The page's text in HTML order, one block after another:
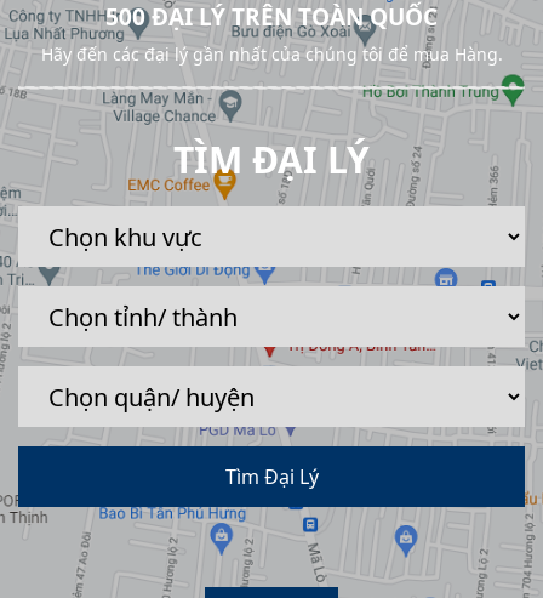
500 ĐẠI LÝ TRÊN TOÀN QUỐC
Hãy đến các đại lý gần nhất của chúng tôi để mua Hàng.
TÌM ĐẠI LÝ
Tìm Đại Lý